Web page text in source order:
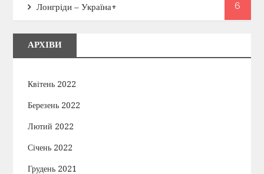
Лонгріди – Україна+ 6
АРХІВИ
Квітень 2022
Березень 2022
Лютий 2022
Січень 2022
Грудень 2021